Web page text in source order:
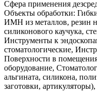
Сфера применения
Объекты обработки:
ИМН из металлов, резин
силиконового каучука,
Инструменты к
стоматологические,
Поверхности в
оборудование,
альгината, силикона,
заготовки,